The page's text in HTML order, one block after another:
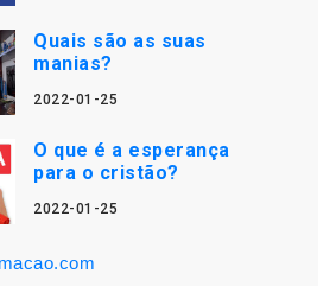
Quais são as suas
manias?
2022-01-25
O que é a esperança
para o cristão?
2022-01-25